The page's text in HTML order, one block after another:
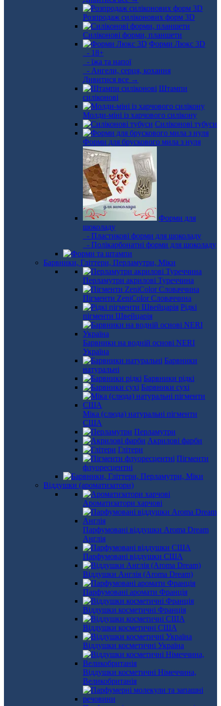
Розпродаж силіконових форм 3D
Силіконові форми, планшети
Форми Люкс 3D
- 18+
- їжа та напої
- Ангели, серця, кохання
Дивитися все →
Штампи
силіконові
Молди-міні із харчового силікону
Силіконові тубуси
Форми для брускового мила з нуля
Форми для
шоколаду
- Пластикові форми для шоколаду
- Полікарбонатні форми для шоколаду
Барвники, Гліттери, Перламутри, Міки
Перламутри акрилові Туреччина
Пігменти ZeniColor Словаччина
Рідкі
пігменти Швейцарія
Барвники на водній основі NERI
Україна
Барвники
натуральні
Барвники рідкі
Барвники сухі
Міка (слюда) натуральні пігменти
США
Перламутри
Акрилові фарби
Глітери
Пігменти
флуоресцентні
Віддушки (ароматизатори)
Ароматизатори харчові
Парфумовані віддушки Aroma Dream
Англія
Парфумовані віддушки США
Віддушки Англія (Aroma Dream)
Парфумовані аромати Франція
Віддушки косметичні Франція
Віддушки косметичні США
Віддушки косметичні Україна
Віддушки косметичні Німеччина,
Великобританія